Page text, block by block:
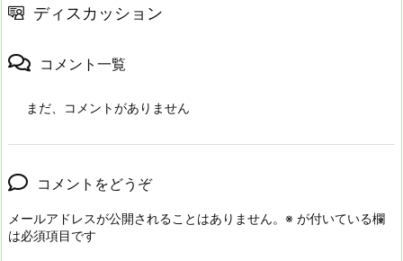
ディスカッション
コメント一覧
まだ、コメントがありません
コメントをどうぞ
メールアドレスが公開されることはありません。 ※ が付いている欄
は必須項目です